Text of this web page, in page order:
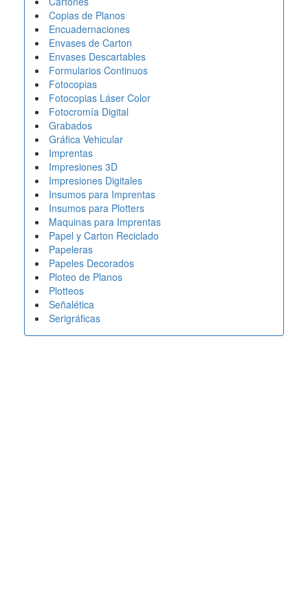
Copias de Planos
Encuadernaciones
Envases de Carton
Envases Descartables
Formularios Continuos
Fotocopias
Fotocopias Láser Color
Fotocromía Digital
Grabados
Gráfica Vehicular
Imprentas
Impresiones 3D
Impresiones Digitales
Insumos para Imprentas
Insumos para Plotters
Maquinas para Imprentas
Papel y Carton Reciclado
Papeleras
Papeles Decorados
Ploteo de Planos
Plotteos
Señalética
Serigráficas